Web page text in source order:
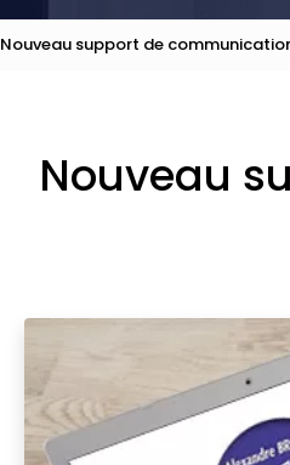
Nouveau support de
Nouveau